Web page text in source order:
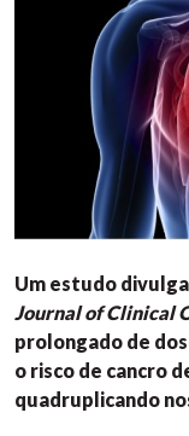
Um estudo
Journal of Clinical
prolongado de
o risco de cancro
quadruplicando